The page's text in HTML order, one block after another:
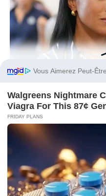
BUZZDAY
Before You Go